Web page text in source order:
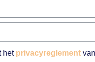
het privacyreglement